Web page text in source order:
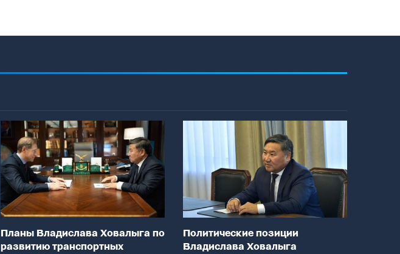
Планы Владислава Ховалыга по
развитию транспортных
Политические позиции
Владислава Ховалыга